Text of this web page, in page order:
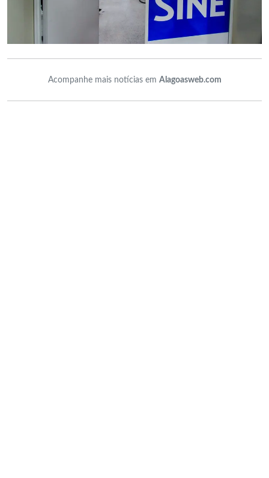
Acompanhe mais notícias em Alagoasweb.com